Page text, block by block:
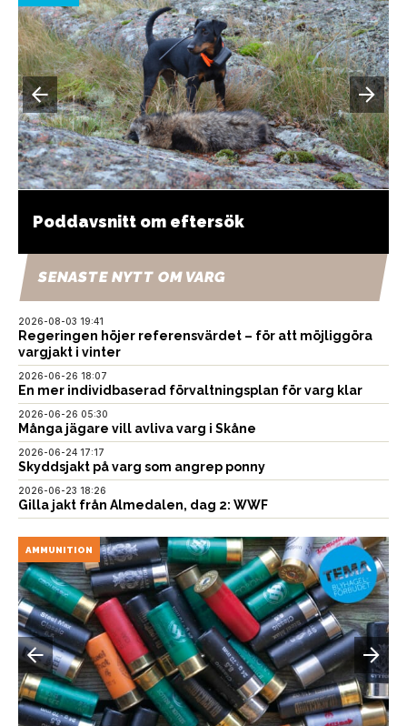
Poddavsnitt om eftersök
SENASTE NYTT OM VARG
2026-08-03 19:41
Regeringen höjer referensvärdet – för att möjliggöra
vargjakt i vinter
2026-06-26 18:07
En mer individbaserad förvaltningsplan för varg klar
2026-06-26 05:30
Många jägare vill avliva varg i Skåne
2026-06-24 17:17
Skyddsjakt på varg som angrep ponny
2026-06-23 18:26
Gilla jakt från Almedalen, dag 2: WWF
AMMUNITION